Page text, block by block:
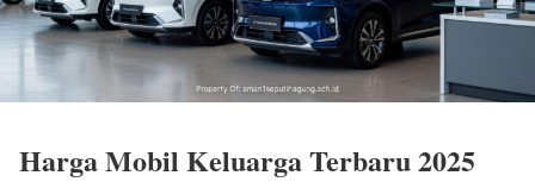
Harga Mobil Keluarga Terbaru 2025